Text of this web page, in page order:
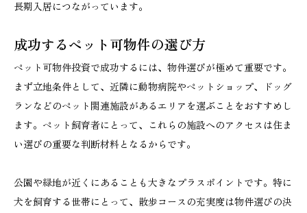
長期入居につながっています。
成功するペット可物件の選び方
ペット可物件投資で成功するには、物件選びが極めて重要です。
まず立地条件として、近隣に動物病院やペットショップ、ドッグ
ランなどのペット関連施設があるエリアを選ぶことをおすすめし
ます。ペット飼育者にとって、これらの施設へのアクセスは住ま
い選びの重要な判断材料となるからです。
公園や緑地が近くにあることも大きなプラスポイントです。特に
犬を飼育する世帯にとって、散歩コースの充実度は物件選びの決